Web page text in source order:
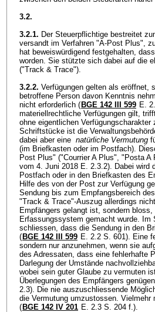
3.2.
3.2.1. Der Steuerpflichtige bestreitet
versandt im Verfahren "A-Post Plus",
hat beweiswürdigend festgehalten,
worden. Sie stützte sich dabei auf die
("Track & Trace").
3.2.2. Verfügungen gelten als eröffnet,
betroffene Person davon Kenntnis
nicht erforderlich ( BGE 142 III 599 E.
materiellrechtliche Verfügungen gilt,
ohne eigentlichen
Schriftstücke ist die
dabei aber eine natürliche Vermutung
(im Briefkasten oder im Postfach).
Post Plus" ("Courrier A Plus", "Posta A
vom 4. Juni 2018 E. 2.3.2). Dabei wird
Postfach oder in den Briefkasten des
Hilfe des von der Post zur Verfügung
Sendung bis zum Empfangsbereich
"Track & Trace"-Auszug allerdings
Empfängers gelangt ist, sondern
Erfassungssystem gemacht wurde.
schliessen, dass die Sendung in den
( BGE 142 III 599 E. 2.2 S. 601). Eine
sondern nur anzunehmen, wenn sie
des Adressaten, dass eine fehlerhafte
Darlegung der Umstände
wobei sein guter Glaube zu vermuten
Überlegungen des Empfängers
2.3). Die nie auszuschliessende
die Vermutung umzustossen.
( BGE 142 IV 201 E. 2.3 S. 204 f.).